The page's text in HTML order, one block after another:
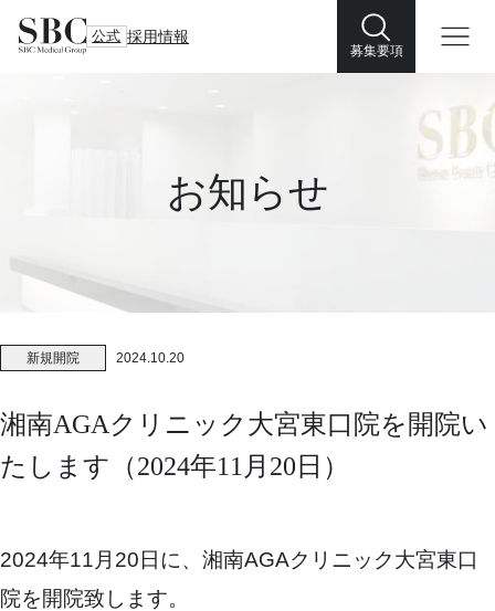
公式 採用情報
募集要項
お知らせ
新規開院 2024.10.20
湘南AGAクリニック大宮東口院を開院い
たします（2024年11月20日）
2024年11月20日に、湘南AGAクリニック大宮東口
院を開院致します。